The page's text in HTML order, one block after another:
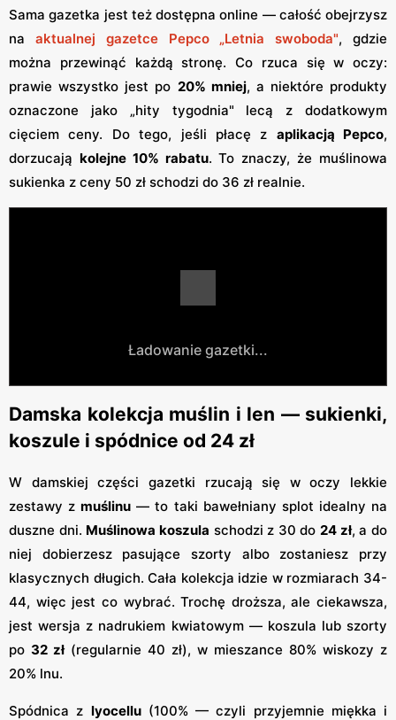
Sama gazetka jest też dostępna online — całość obejrzysz
na aktualnej gazetce Pepco „Letnia swoboda", gdzie
można przewinąć każdą stronę. Co rzuca się w oczy:
prawie wszystko jest po 20% mniej, a niektóre produkty
oznaczone jako „hity tygodnia" lecą z dodatkowym
cięciem ceny. Do tego, jeśli płacę z aplikacją Pepco,
dorzucają kolejne 10% rabatu. To znaczy, że muślinowa
sukienka z ceny 50 zł schodzi do 36 zł realnie.
Ładowanie gazetki...
Damska kolekcja muślin i len — sukienki,
koszule i spódnice od 24 zł
W damskiej części gazetki rzucają się w oczy lekkie
zestawy zmuślinu — to taki bawełniany splot idealny na
duszne dni. Muślinowa koszula schodzi z 30 do 24 zł, a do
niej dobierzesz pasujące szorty albo zostaniesz przy
klasycznych długich. Cała kolekcja idzie w rozmiarach 34-
44, więc jest co wybrać. Trochę droższa, ale ciekawsza,
jest wersja z nadrukiem kwiatowym — koszula lub szorty
po 32 zł(regularnie 40 zł), w mieszance 80% wiskozy z
20% lnu.
Spódnica z lyocellu(100% — czyli przyjemnie miękka i